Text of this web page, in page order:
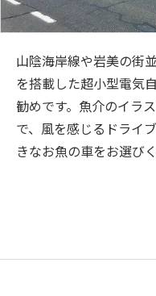
山陰海岸線や岩美の街
を搭載した超小型電気
勧めです。魚介のイラ
で、風を感じるドライ
きなお魚の車をお選び